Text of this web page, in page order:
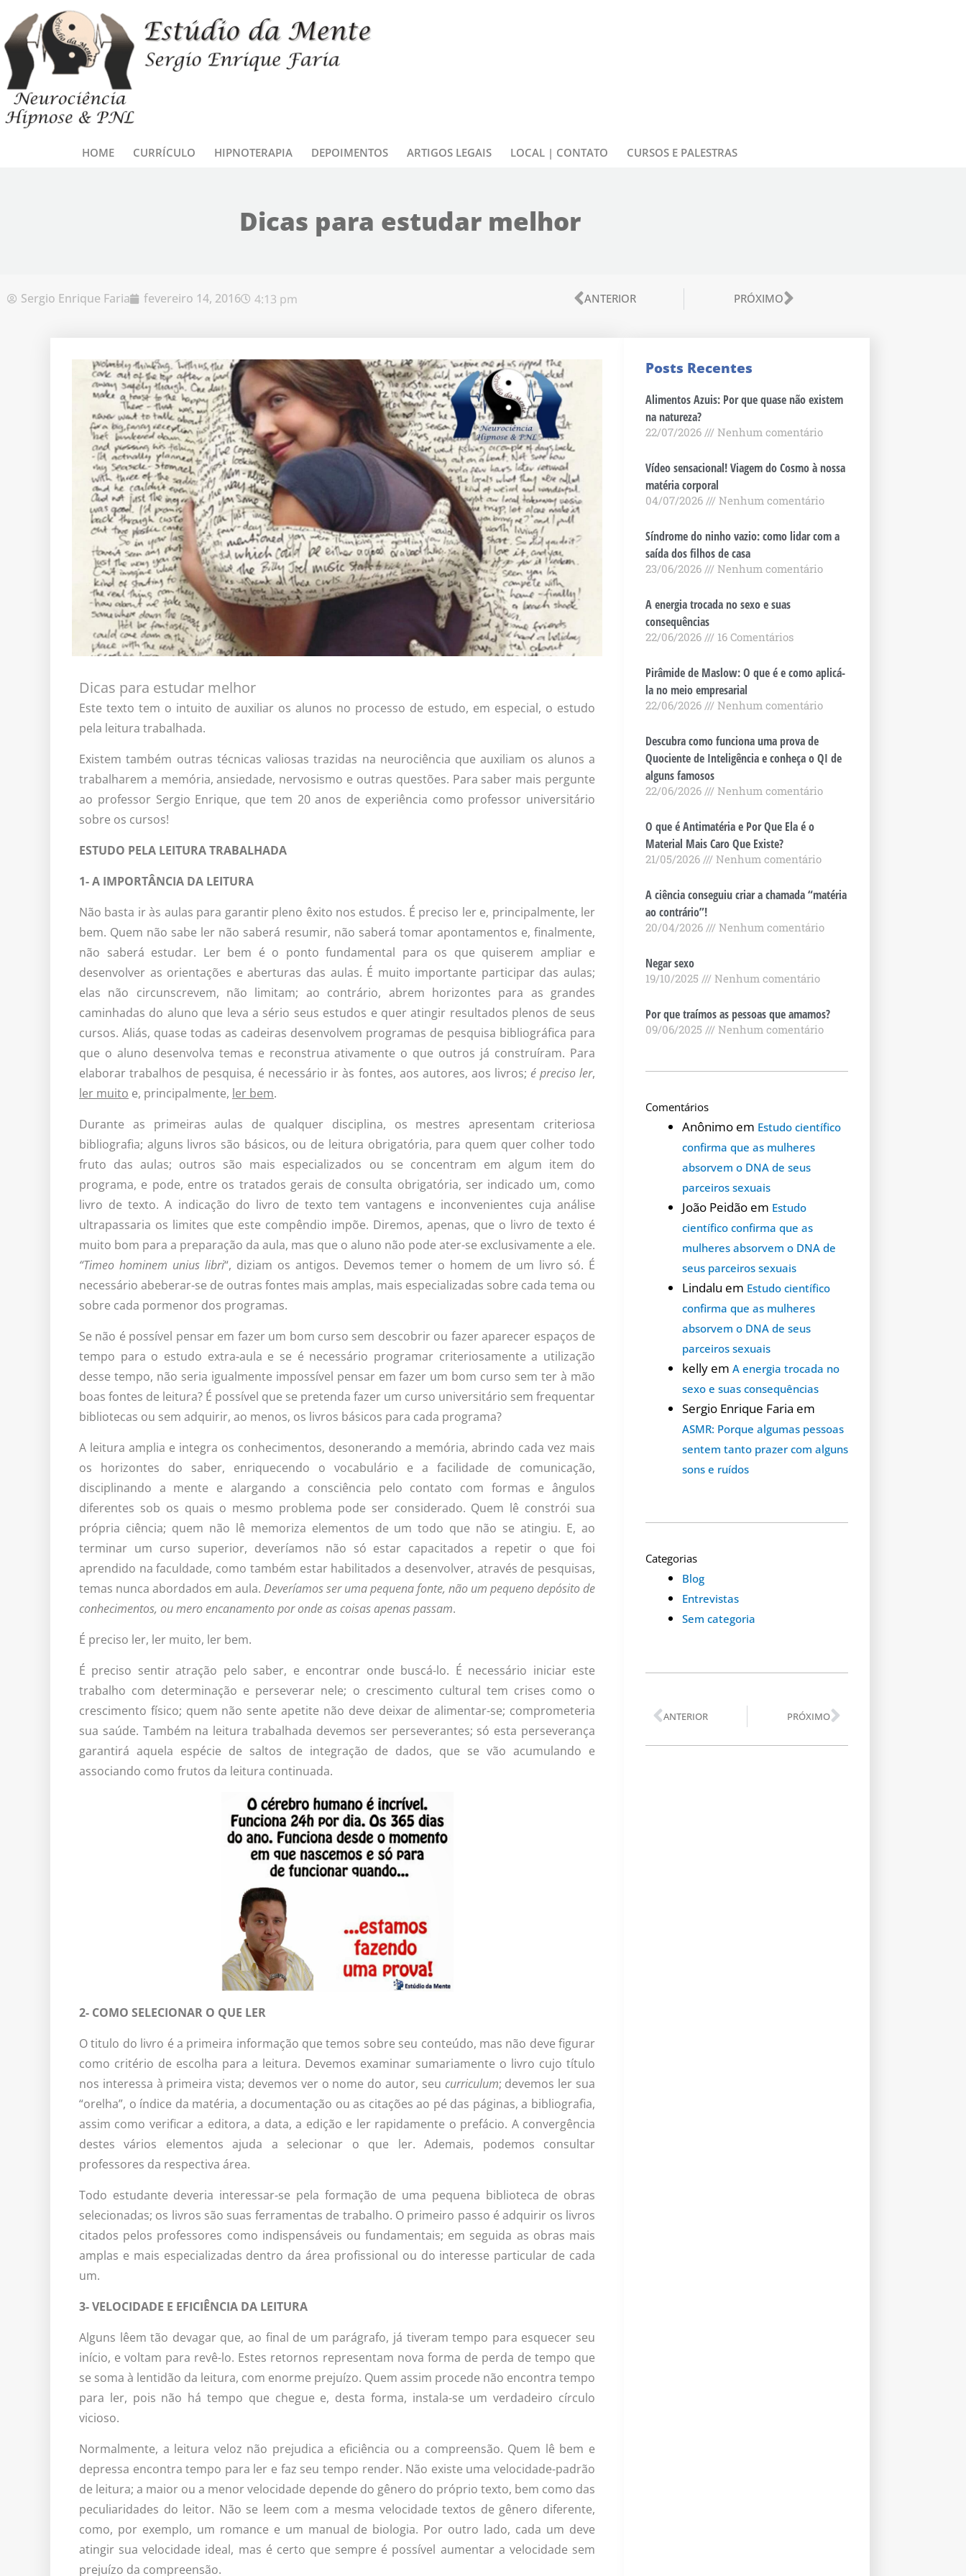
HOME CURRÍCULO HIPNOTERAPIA DEPOIMENTOS ARTIGOS LEGAIS LOCAL | CONTATO CURSOS E PALESTRAS
Dicas para estudar melhor
Sergio Enrique Faria fevereiro 14, 2016 4:13 pm Anterior
ANTERIOR PRÓXIMOPróximo
Dicas para estudar melhor
Este texto tem o intuito de auxiliar os alunos no processo de estudo, em especial, o estudo
pela leitura trabalhada.
Existem também outras técnicas valiosas trazidas na neurociência que auxiliam os alunos a
trabalharem a memória, ansiedade, nervosismo e outras questões. Para saber mais pergunte
ao professor Sergio Enrique, que tem 20 anos de experiência como professor universitário
sobre os cursos!
ESTUDO PELA LEITURA TRABALHADA
1- A IMPORTÂNCIA DA LEITURA
Não basta ir às aulas para garantir pleno êxito nos estudos. É preciso ler e, principalmente, ler
bem. Quem não sabe ler não saberá resumir, não saberá tomar apontamentos e, finalmente,
não saberá estudar. Ler bem é o ponto fundamental para os que quiserem ampliar e
desenvolver as orientações e aberturas das aulas. É muito importante participar das aulas;
elas não circunscrevem, não limitam; ao contrário, abrem horizontes para as grandes
caminhadas do aluno que leva a sério seus estudos e quer atingir resultados plenos de seus
cursos. Aliás, quase todas as cadeiras desenvolvem programas de pesquisa bibliográfica para
que o aluno desenvolva temas e reconstrua ativamente o que outros já construíram. Para
elaborar trabalhos de pesquisa, é necessário ir às fontes, aos autores, aos livros; é preciso ler,
ler muito e, principalmente, ler bem.
Durante as primeiras aulas de qualquer disciplina, os mestres apresentam criteriosa
bibliografia; alguns livros são básicos, ou de leitura obrigatória, para quem quer colher todo
fruto das aulas; outros são mais especializados ou se concentram em algum item do
programa, e pode, entre os tratados gerais de consulta obrigatória, ser indicado um, como
livro de texto. A indicação do livro de texto tem vantagens e inconvenientes cuja análise
ultrapassaria os limites que este compêndio impõe. Diremos, apenas, que o livro de texto é
muito bom para a preparação da aula, mas que o aluno não pode ater-se exclusivamente a ele.
“Timeo hominem unius libri“, diziam os antigos. Devemos temer o homem de um livro só. É
necessário abeberar-se de outras fontes mais amplas, mais especializadas sobre cada tema ou
sobre cada pormenor dos programas.
Se não é possível pensar em fazer um bom curso sem descobrir ou fazer aparecer espaços de
tempo para o estudo extra-aula e se é necessário programar criteriosamente a utilização
desse tempo, não seria igualmente impossível pensar em fazer um bom curso sem ter à mão
boas fontes de leitura? É possível que se pretenda fazer um curso universitário sem frequentar
bibliotecas ou sem adquirir, ao menos, os livros básicos para cada programa?
A leitura amplia e integra os conhecimentos, desonerando a memória, abrindo cada vez mais
os horizontes do saber, enriquecendo o vocabulário e a facilidade de comunicação,
disciplinando a mente e alargando a consciência pelo contato com formas e ângulos
diferentes sob os quais o mesmo problema pode ser considerado. Quem lê constrói sua
própria ciência; quem não lê memoriza elementos de um todo que não se atingiu. E, ao
terminar um curso superior, deveríamos não só estar capacitados a repetir o que foi
aprendido na faculdade, como também estar habilitados a desenvolver, através de pesquisas,
temas nunca abordados em aula. Deveríamos ser uma pequena fonte, não um pequeno depósito de
conhecimentos, ou mero encanamento por onde as coisas apenas passam.
É preciso ler, ler muito, ler bem.
É preciso sentir atração pelo saber, e encontrar onde buscá-lo. É necessário iniciar este
trabalho com determinação e perseverar nele; o crescimento cultural tem crises como o
crescimento físico; quem não sente apetite não deve deixar de alimentar-se; comprometeria
sua saúde. Também na leitura trabalhada devemos ser perseverantes; só esta perseverança
garantirá aquela espécie de saltos de integração de dados, que se vão acumulando e
associando como frutos da leitura continuada.
2- COMO SELECIONAR O QUE LER
O titulo do livro é a primeira informação que temos sobre seu conteúdo, mas não deve figurar
como critério de escolha para a leitura. Devemos examinar sumariamente o livro cujo título
nos interessa à primeira vista; devemos ver o nome do autor, seu curriculum; devemos ler sua
“orelha”, o índice da matéria, a documentação ou as citações ao pé das páginas, a bibliografia,
assim como verificar a editora, a data, a edição e ler rapidamente o prefácio. A convergência
destes vários elementos ajuda a selecionar o que ler. Ademais, podemos consultar
professores da respectiva área.
Todo estudante deveria interessar-se pela formação de uma pequena biblioteca de obras
selecionadas; os livros são suas ferramentas de trabalho. O primeiro passo é adquirir os livros
citados pelos professores como indispensáveis ou fundamentais; em seguida as obras mais
amplas e mais especializadas dentro da área profissional ou do interesse particular de cada
um.
3- VELOCIDADE E EFICIÊNCIA DA LEITURA
Alguns lêem tão devagar que, ao final de um parágrafo, já tiveram tempo para esquecer seu
início, e voltam para revê-lo. Estes retornos representam nova forma de perda de tempo que
se soma à lentidão da leitura, com enorme prejuízo. Quem assim procede não encontra tempo
para ler, pois não há tempo que chegue e, desta forma, instala-se um verdadeiro círculo
vicioso.
Normalmente, a leitura veloz não prejudica a eficiência ou a compreensão. Quem lê bem e
depressa encontra tempo para ler e faz seu tempo render. Não existe uma velocidade-padrão
de leitura; a maior ou a menor velocidade depende do gênero do próprio texto, bem como das
peculiaridades do leitor. Não se leem com a mesma velocidade textos de gênero diferente,
como, por exemplo, um romance e um manual de biologia. Por outro lado, cada um deve
atingir sua velocidade ideal, mas é certo que sempre é possível aumentar a velocidade sem
prejuízo da compreensão.
Posts Recentes
Alimentos Azuis: Por que quase não existem
na natureza?
22/07/2026 Nenhum comentário
Vídeo sensacional! Viagem do Cosmo à nossa
matéria corporal
04/07/2026 Nenhum comentário
Síndrome do ninho vazio: como lidar com a
saída dos filhos de casa
23/06/2026 Nenhum comentário
A energia trocada no sexo e suas
consequências
22/06/2026 16 Comentários
Pirâmide de Maslow: O que é e como aplicá-
la no meio empresarial
22/06/2026 Nenhum comentário
Descubra como funciona uma prova de
Quociente de Inteligência e conheça o QI de
alguns famosos
22/06/2026 Nenhum comentário
O que é Antimatéria e Por Que Ela é o
Material Mais Caro Que Existe?
21/05/2026 Nenhum comentário
A ciência conseguiu criar a chamada “matéria
ao contrário”!
20/04/2026 Nenhum comentário
Negar sexo
19/10/2025 Nenhum comentário
Por que traímos as pessoas que amamos?
09/06/2025 Nenhum comentário
Comentários
Anônimo em Estudo científico
confirma que as mulheres
absorvem o DNA de seus
parceiros sexuais
João Peidão em Estudo
científico confirma que as
mulheres absorvem o DNA de
seus parceiros sexuais
Lindalu em Estudo científico
confirma que as mulheres
absorvem o DNA de seus
parceiros sexuais
kelly em A energia trocada no
sexo e suas consequências
Sergio Enrique Faria em
ASMR: Porque algumas pessoas
sentem tanto prazer com alguns
sons e ruídos
Categorias
Blog
Entrevistas
Sem categoria
Anterior
ANTERIOR PRÓXIMOPróximo